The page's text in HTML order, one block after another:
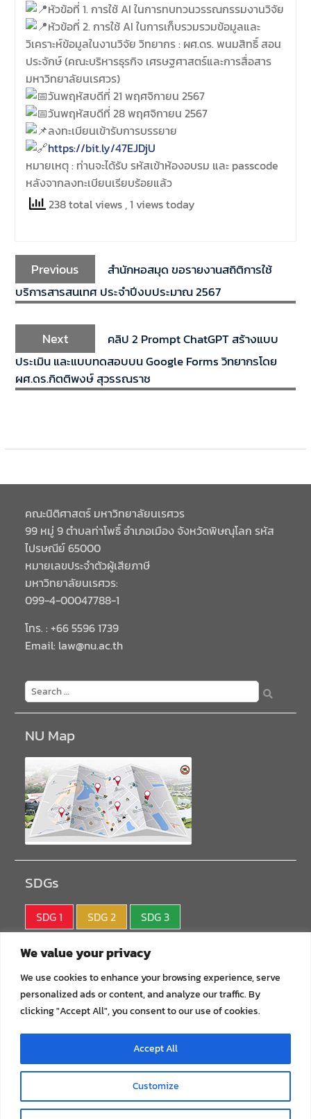
We value your privacy
We use cookies to enhance your browsing experience, serve
personalized ads or content, and analyze our traffic. By
clicking "Accept All", you consent to our use of cookies.
Customize
Accept All
หัวข้อที่ 1. การใช้ AI ในการทบทวนวรรณกรรมงานวิจัย
หัวข้อที่ 2. การใช้ AI ในการเก็บรวมรวมข้อมูลและ
วิเคราะห์ข้อมูลในงานวิจัย วิทยากร : ผศ.ดร. พนมสิทธิ์ สอน
ประจักษ์ (คณะบริหารธุรกิจ เศรษฐศาสตร์และการสื่อสาร
มหาวิทยาลัยนเรศวร)
วันพฤหัสบดีที่ 21 พฤศจิกายน 2567
วันพฤหัสบดีที่ 28 พฤศจิกายน 2567
ลงทะเบียนเข้ารับการบรรยาย
https://bit.ly/47EJDjU
หมายเหตุ : ท่านจะได้รับ รหัสเข้าห้องอบรม และ passcode
หลังจากลงทะเบียนเรียบร้อยแล้ว
238 total views , 1 views today
Previous
สำนักหอสมุด ขอรายงานสถิติการใช้
บริการสารสนเทศ ประจำปีงบประมาณ 2567
Next
คลิป 2 Prompt ChatGPT สร้างแบบ
ประเมิน และแบบทดสอบบน Google Forms วิทยากรโดย
ผศ.ดร.กิตติพงษ์ สุวรรณราช
คณะนิติศาสตร์ มหาวิทยาลัยนเรศวร
99 หมู่ 9 ตำบลท่าโพธิ์ อำเภอเมือง จังหวัดพิษณุโลก รหัส
ไปรษณีย์ 65000
หมายเลขประจำตัวผู้เสียภาษี
มหาวิทยาลัยนเรศวร:
099-4-00047788-1
โทร. : +66 5596 1739
Email: law@nu.ac.th
NU Map
SDGs
SDG 1 SDG 2
SDG 3
SDG 4
SDG 7
SDG 8
SDG 9
SDG10
SDG11
SDG12
SDG13
SDG14
SDG15
Copyright © All rights reserved.